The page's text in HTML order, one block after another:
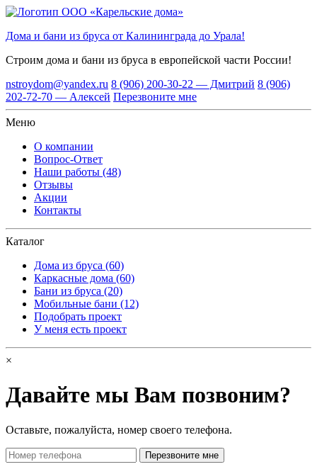
Дома и бани из бруса от Калининграда до Урала!
Строим дома и бани из бруса в европейской части России!
nstroydom@yandex.ru 8 (906) 200-30-22 — Дмитрий 8 (906)
202-72-70 — Алексей Перезвоните мне
Меню
О компании
Вопрос-Ответ
Наши работы (48)
Отзывы
Акции
Контакты
Каталог
Дома из бруса (60)
Каркасные дома (60)
Бани из бруса (20)
Мобильные бани (12)
Подобрать проект
У меня есть проект
×
Давайте мы Вам позвоним?
Оставьте, пожалуйста, номер своего телефона.